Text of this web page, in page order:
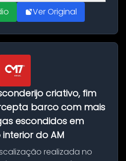
Ver Original
criativo, fim
barco com mais
escondidos em
do AM
realizada no